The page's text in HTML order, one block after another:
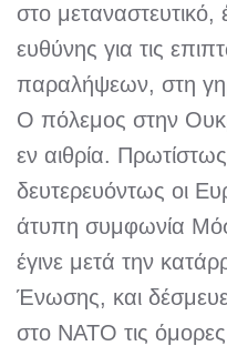
στο μεταναστευτικό,
ευθύνης για τις
παραλήψεων, στη
Ο πόλεμος στην
εν αιθρία. Πρωτίστως
δευτερευόντως οι
άτυπη συμφωνία
έγινε μετά την
Ένωσης, και
στο ΝΑΤΟ τις